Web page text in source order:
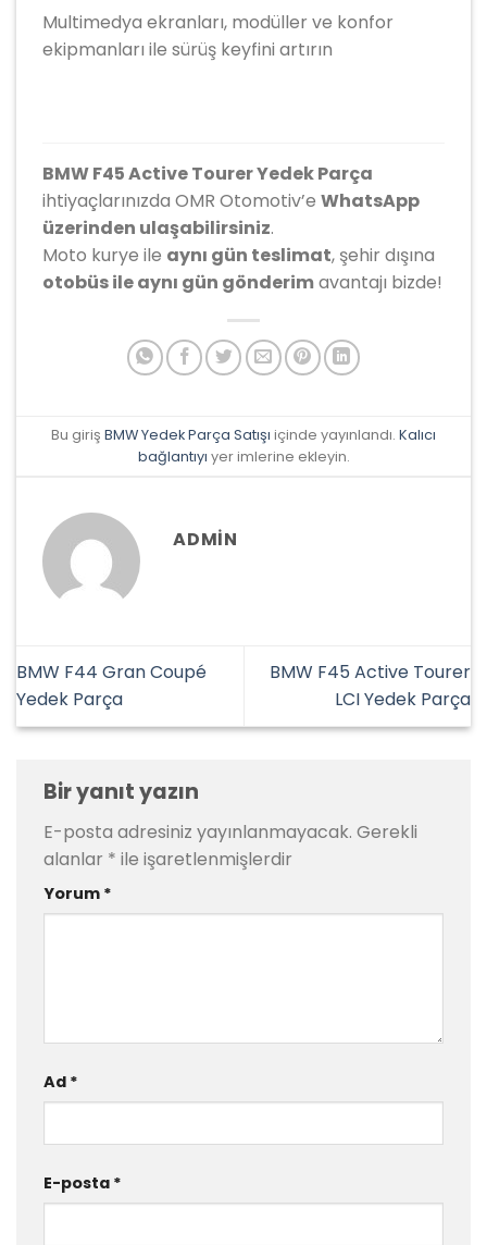
Multimedya ekranları, modüller ve konfor
ekipmanları ile sürüş keyfini artırın
BMW F45 Active Tourer Yedek Parça
ihtiyaçlarınızda OMR Otomotiv’e WhatsApp
üzerinden ulaşabilirsiniz.
Moto kurye ile aynı gün teslimat, şehir dışına
otobüs ile aynı gün gönderimavantajı bizde!
Bu giriş BMW Yedek Parça Satışı içinde yayınlandı. Kalıcı
bağlantıyı yer imlerine ekleyin.
ADMIN
BMW F44 Gran Coupé
Yedek Parça
BMW F45 Active Tourer
LCI Yedek Parça
Bir yanıt yazın
E-posta adresiniz yayınlanmayacak. Gerekli
alanlar * ile işaretlenmişlerdir
Yorum *
Ad *
E-posta *